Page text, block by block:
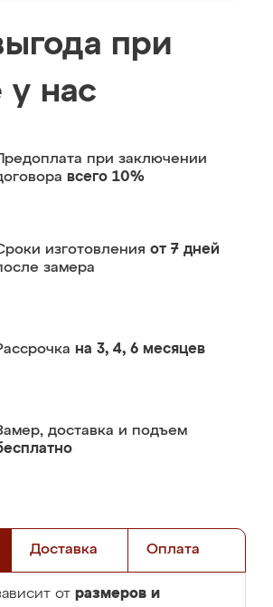
при
у нас
при заключении
всего 10%
изготовления от 7 дней
замера
на 3, 4, 6 месяцев
доставка и подъем
Доставка Оплата
от размеров и